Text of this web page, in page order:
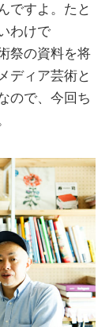
ですよ。たと
わけで
祭の資料を将
ディア芸術と
ので、今回ち